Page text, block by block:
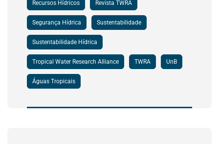
Recursos Hídricos Revista TWRA
Segurança Hídrica Sustentabilidade
Sustentabilidade Hídrica
Tropical Water Research Alliance TWRA UnB
Águas Tropicais